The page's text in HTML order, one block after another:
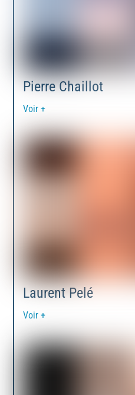
Pierre Chaillot
Voir +
Laurent Pelé
Voir +